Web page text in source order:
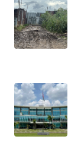
WN
SUMUT
WN
WN
JABAR
WN